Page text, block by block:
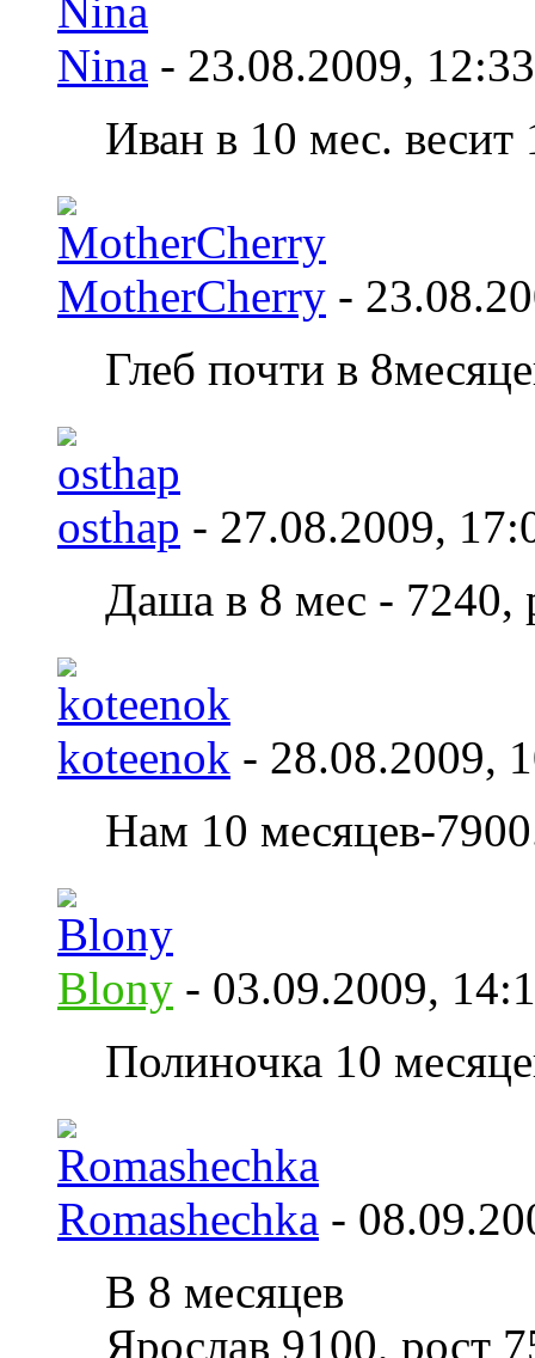
Nina - 23.08.2009, 12:33
Иван в 10 мес.
MotherCherry -
Глеб почти в
osthap - 27.08.2009,
Даша в 8 мес - 7240,
koteenok - 28.08.2009,
Нам 10 месяцев-
Blony - 03.09.2009,
Полиночка 10
Romashechka -
В 8 месяцев
Ярослав 9100, рост